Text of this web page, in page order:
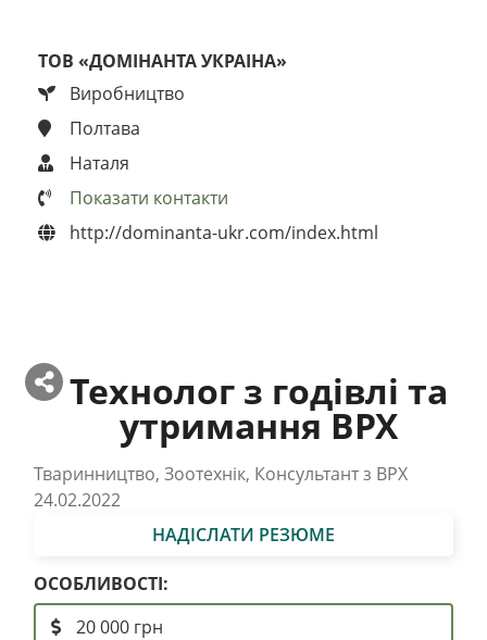
ТОВ «ДОМІНАНТА УКРАІНА»
Виробництво
Полтава
Наталя
Показати контакти
http://dominanta-ukr.com/index.html
Технолог з годівлі та
утримання ВРХ
Тваринництво, Зоотехнік, Консультант з ВРХ
24.02.2022
НАДІСЛАТИ РЕЗЮМЕ
ОСОБЛИВОСТІ:
20 000 грн